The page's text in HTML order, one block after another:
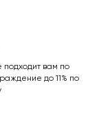
вам по
до 11% по